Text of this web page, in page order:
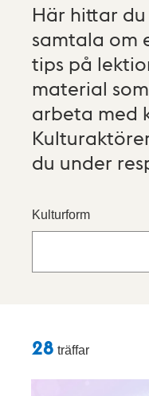
Här hittar
samtala om
tips på
material
arbeta med
du under
Kulturform
Sökresultat
28 träffar